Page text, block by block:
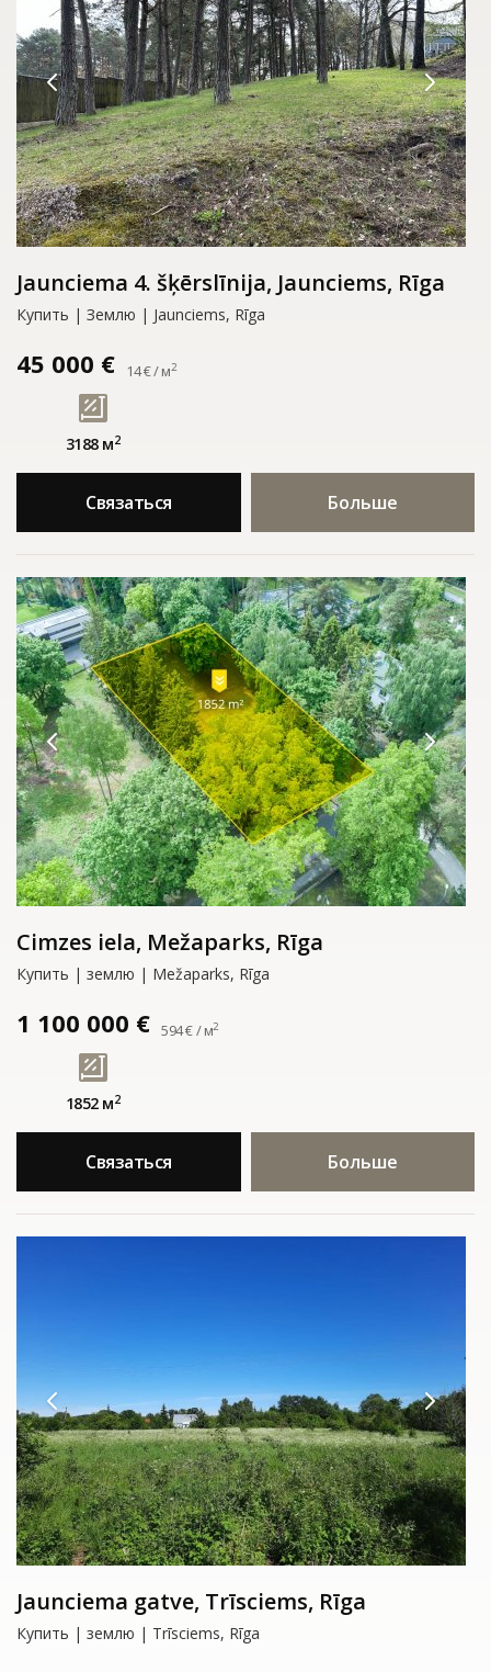
Jaunciema 4. šķērslīnija, Jaunciems, Rīga
Купить | Землю | Jaunciems, Rīga
45 000 € 14 € / м2
3188 м2
Связаться Больше
Cimzes iela, Mežaparks, Rīga
Купить | землю | Mežaparks, Rīga
1 100 000 € 594 € / м2
1852 м2
Связаться Больше
Jaunciema gatve, Trīsciems, Rīga
Купить | землю | Trīsciems, Rīga